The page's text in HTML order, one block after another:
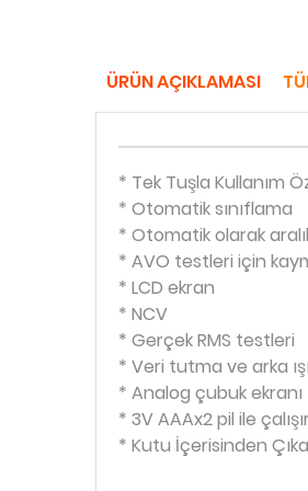
ÜRÜN AÇIKLAMASI
* Tek Tuşla Kullanım
* Otomatik sınıflama
* Otomatik olarak
* AVO testleri için
* LCD ekran
* NCV
* Gerçek RMS testleri
* Veri tutma ve arka
* Analog çubuk ekranı
* 3V AAAx2 pil ile çalışır
* Kutu İçerisinden